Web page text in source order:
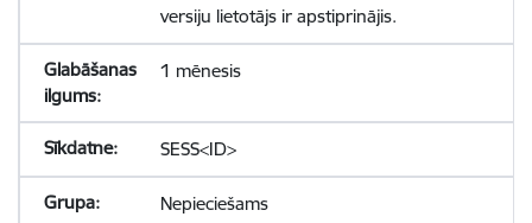
versiju lietotājs ir apstiprinājis.
1 mēnesis
SESS<ID>
Nepieciešams